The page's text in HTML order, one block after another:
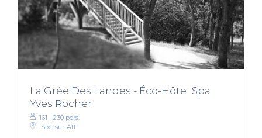
La Grée Des Landes - Éco-Hôtel Spa
Yves Rocher
161 - 230 pers.
Sixt-sur-Aff